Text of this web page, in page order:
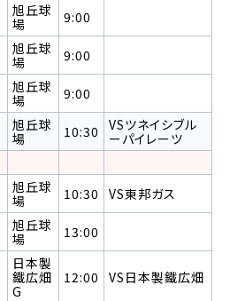
旭丘球
場
9:00
旭丘球
場
9:00
旭丘球
場
9:00
旭丘球
場
10:30
VSツネイシブル
ーパイレーツ
旭丘球
場
10:30 VS東邦ガス
旭丘球
場
13:00
日本製
鐵広畑
G
12:00 VS日本製鐵広畑